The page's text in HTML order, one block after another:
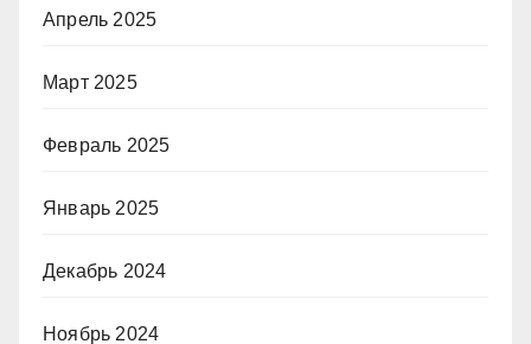
Апрель 2025
Март 2025
Февраль 2025
Январь 2025
Декабрь 2024
Ноябрь 2024